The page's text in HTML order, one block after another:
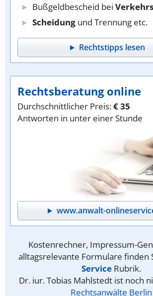
Bußgeldbescheid bei
Scheidung und Trennung etc.
Rechtstipps lesen
Rechtsberatung online
Durchschnittlicher Preis:€ 35
Antworten in unter einer Stunde
www.anwalt-
Kostenrechner, Impressum-
alltagsrelevante Formulare finden
Service Rubrik.
Dr. iur. Tobias Mahlstedt ist noch
Rechtsanwälte Berlin